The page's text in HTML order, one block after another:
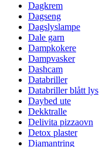
Dagkrem
Dagseng
Dagslyslampe
Dale garn
Dampkokere
Dampvasker
Dashcam
Databriller
Databriller blått lys
Daybed ute
Dekktralle
Delivita pizzaovn
Detox plaster
Diamantring